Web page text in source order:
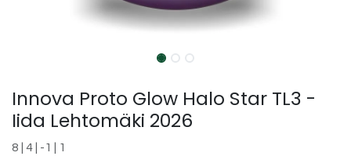
Innova Proto Glow Halo Star TL3 -
Iida Lehtomäki 2026
8 | 4 | -1 | 1